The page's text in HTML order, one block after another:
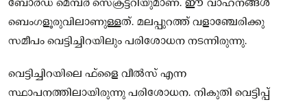
ബോര്‍ഡ് മെമ്പര്‍ സെക്രട്ടറിയുമാണ്. ഈ വാഹനങ്ങള്‍
ബെംഗളൂരുവിലാണുള്ളത്. മലപ്പുറത്ത് വളാഞ്ചേരിക്കു
സമീപം വെട്ടിച്ചിറയിലും പരിശോധന നടന്നിരുന്നു.
വെട്ടിച്ചിറയിലെ ഫ്‌ളൈ വീല്‍സ് എന്ന
സ്ഥാപനത്തിലായിരുന്നു പരിശോധന. നികുതി വെട്ടിപ്പ്